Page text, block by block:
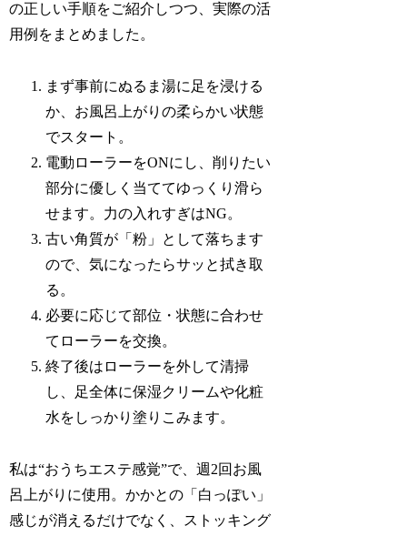
の正しい手順をご紹介しつつ、実際の活
用例をまとめました。
まず事前にぬるま湯に足を浸ける
か、お風呂上がりの柔らかい状態
でスタート。
電動ローラーをONにし、削りたい
部分に優しく当ててゆっくり滑ら
せます。力の入れすぎはNG。
古い角質が「粉」として落ちます
ので、気になったらサッと拭き取
る。
必要に応じて部位・状態に合わせ
てローラーを交換。
終了後はローラーを外して清掃
し、足全体に保湿クリームや化粧
水をしっかり塗りこみます。
私は“おうちエステ感覚”で、週2回お風
呂上がりに使用。かかとの「白っぽい」
感じが消えるだけでなく、ストッキング